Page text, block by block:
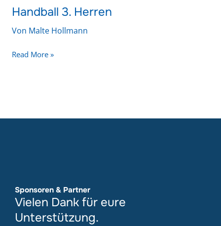
Handball 3. Herren
Von Malte Hollmann
Handball
Read More »
Sponsoren & Partner
Vielen Dank für eure
Unterstützung.